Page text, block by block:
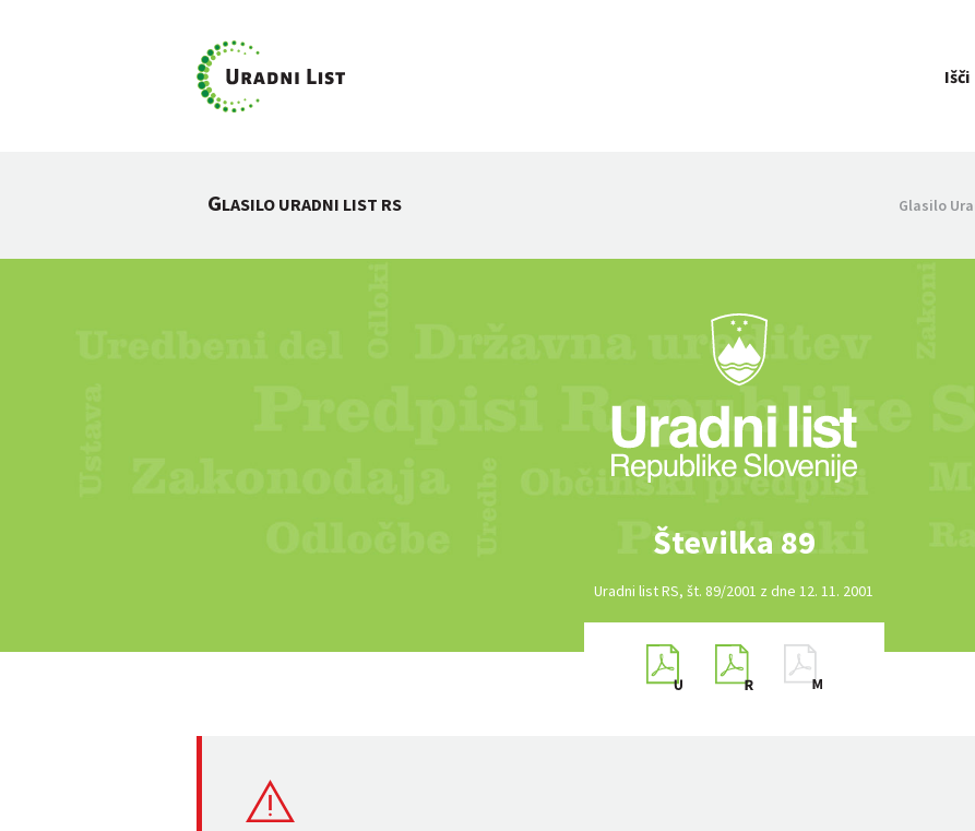
Išči
GLASILO URADNI LIST RS Glasilo
Številka 89
Uradni list RS, št. 89/2001 z dne 12. 11. 2001